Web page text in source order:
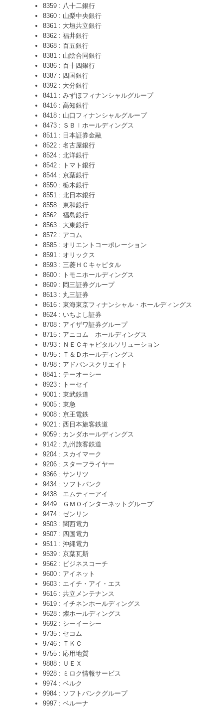
8359 : 八十二銀行
8360 : 山梨中央銀行
8361 : 大垣共立銀行
8362 : 福井銀行
8368 : 百五銀行
8381 : 山陰合同銀行
8386 : 百十四銀行
8387 : 四国銀行
8392 : 大分銀行
8411 : みずほフィナンシャルグループ
8416 : 高知銀行
8418 : 山口フィナンシャルグループ
8473 : ＳＢＩホールディングス
8511 : 日本証券金融
8522 : 名古屋銀行
8524 : 北洋銀行
8542 : トマト銀行
8544 : 京葉銀行
8550 : 栃木銀行
8551 : 北日本銀行
8558 : 東和銀行
8562 : 福島銀行
8563 : 大東銀行
8572 : アコム
8585 : オリエントコーポレーション
8591 : オリックス
8593 : 三菱ＨＣキャピタル
8600 : トモニホールディングス
8609 : 岡三証券グループ
8613 : 丸三証券
8616 : 東海東京フィナンシャル・ホールディングス
8624 : いちよし証券
8708 : アイザワ証券グループ
8715 : アニコム ホールディングス
8793 : ＮＥＣキャピタルソリューション
8795 : Ｔ＆Ｄホールディングス
8798 : アドバンスクリエイト
8841 : テーオーシー
8923 : トーセイ
9001 : 東武鉄道
9005 : 東急
9008 : 京王電鉄
9021 : 西日本旅客鉄道
9059 : カンダホールディングス
9142 : 九州旅客鉄道
9204 : スカイマーク
9206 : スターフライヤー
9366 : サンリツ
9434 : ソフトバンク
9438 : エムティーアイ
9449 : ＧＭＯインターネットグループ
9474 : ゼンリン
9503 : 関西電力
9507 : 四国電力
9511 : 沖縄電力
9539 : 京葉瓦斯
9562 : ビジネスコーチ
9600 : アイネット
9603 : エイチ・アイ・エス
9616 : 共立メンテナンス
9619 : イチネンホールディングス
9628 : 燦ホールディングス
9692 : シーイーシー
9735 : セコム
9746 : ＴＫＣ
9755 : 応用地質
9888 : ＵＥＸ
9928 : ミロク情報サービス
9974 : ベルク
9984 : ソフトバンクグループ
9997 : ベルーナ